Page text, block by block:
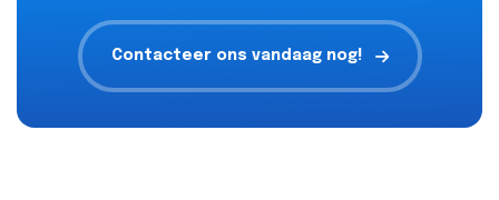
Contacteer ons vandaag nog!